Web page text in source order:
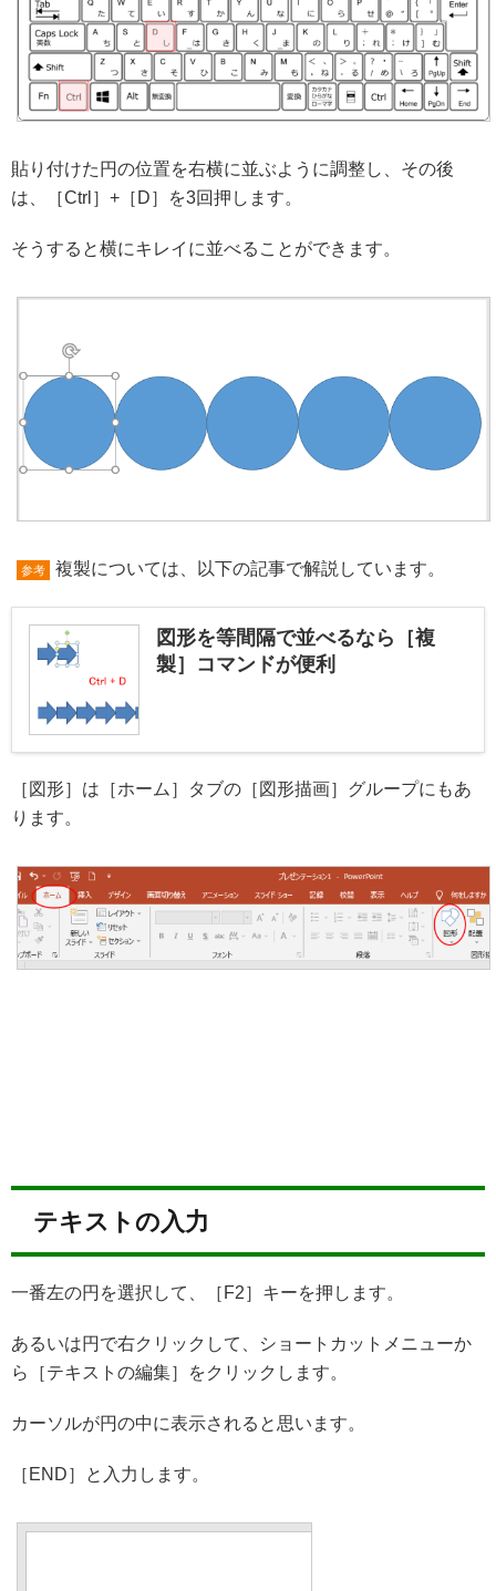
貼り付けた円の位置を右横に並ぶように調整し、その後
は、［Ctrl］+［D］を3回押します。
そうすると横にキレイに並べることができます。
参考 複製については、以下の記事で解説しています。
図形を等間隔で並べるなら［複
製］コマンドが便利
［図形］は［ホーム］タブの［図形描画］グループにもあ
ります。
テキストの入力
一番左の円を選択して、［F2］キーを押します。
あるいは円で右クリックして、ショートカットメニューか
ら［テキストの編集］をクリックします。
カーソルが円の中に表示されると思います。
［END］と入力します。